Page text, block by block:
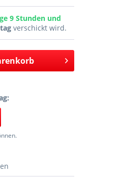
9 Stunden und
verschickt wird.